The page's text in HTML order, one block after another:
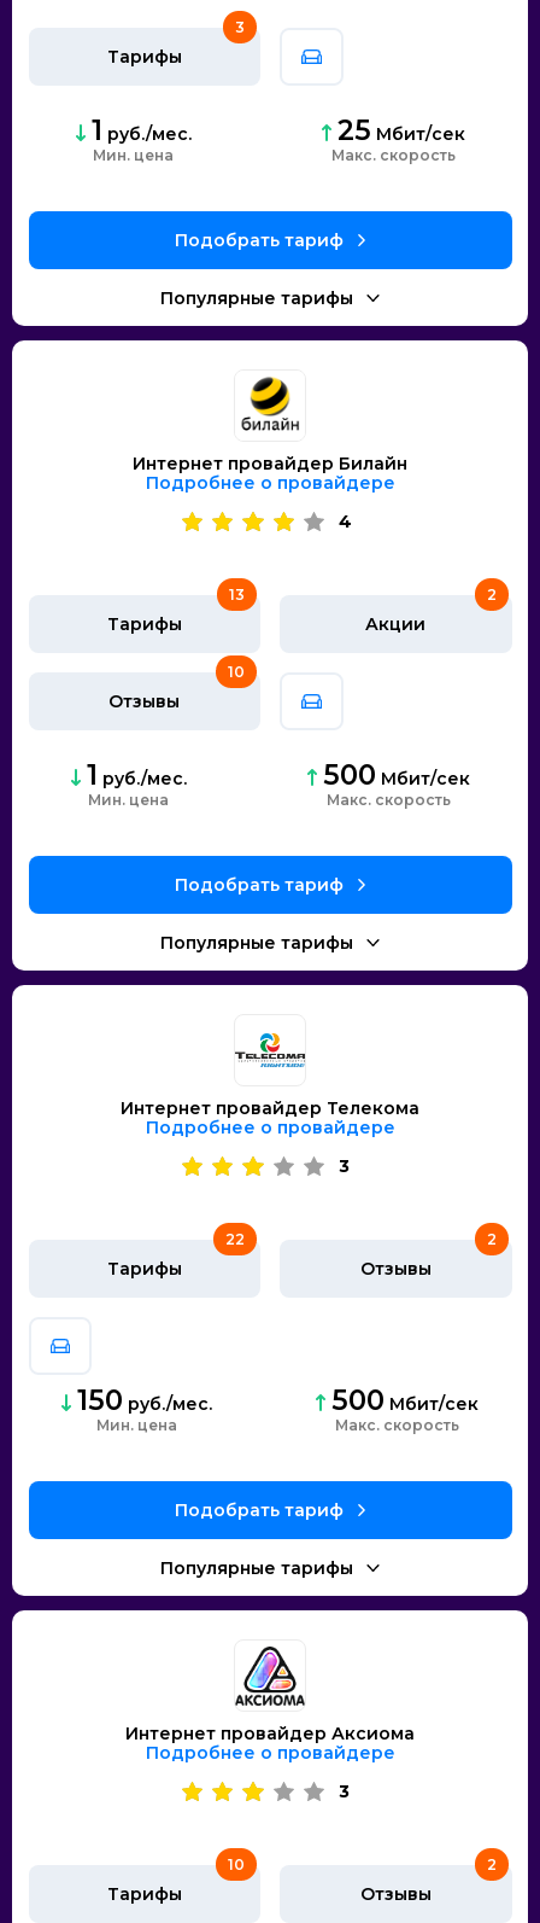
Тарифы
3
1 руб./мес.
Мин. цена
25 Мбит/сек
скорость
Интернет провайдер Билайн
Подробнее о провайдере
4
Тарифы
13
Акции
2
Отзывы
10
1 руб./мес.
Мин. цена
500 Мбит/сек
скорость
Интернет провайдер Телекома
Подробнее о провайдере
3
Тарифы
22
Отзывы
2
150 руб./мес.
Мин. цена
500 Мбит/сек
скорость
Интернет провайдер Аксиома
Подробнее о провайдере
3
Тарифы
10
Отзывы
2